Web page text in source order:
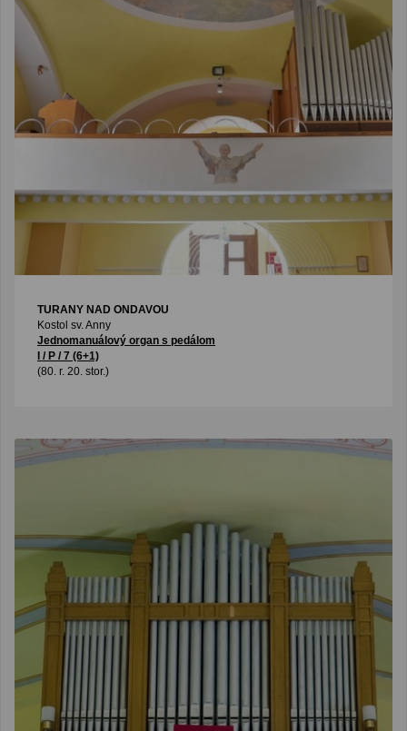
TURANY NAD ONDAVOU
Kostol sv. Anny
Jednomanuálový organ s pedálom
I / P / 7 (6+1)
(80. r. 20. stor.)